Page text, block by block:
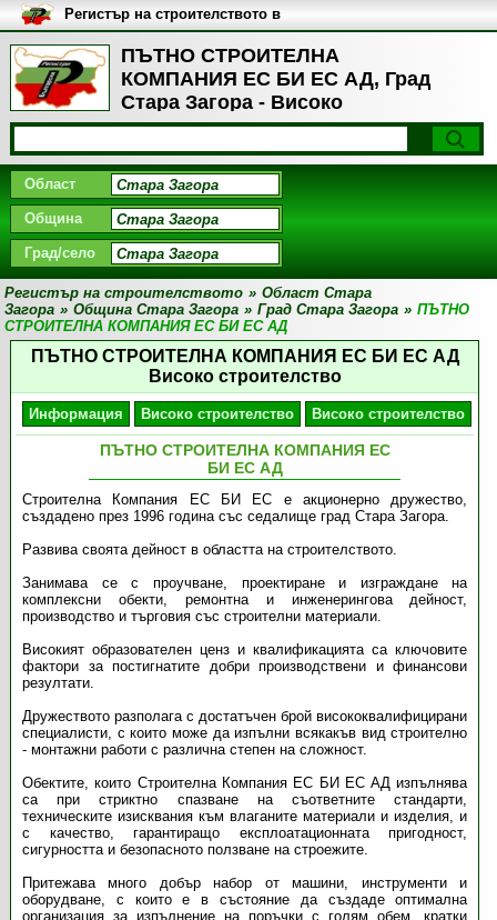
ПЪТНО СТРОИТЕЛНА
КОМПАНИЯ ЕС БИ ЕС АД, Град
Стара Загора - Високо
строителство
Регистър на строителството в
България
Област
Община
Град/село
Регистър на строителството » Област Стара
Загора » Община Стара Загора » Град Стара Загора » ПЪТНО
СТРОИТЕЛНА КОМПАНИЯ ЕС БИ ЕС АД
ПЪТНО СТРОИТЕЛНА КОМПАНИЯ ЕС БИ ЕС АД
Високо строителство
Информация Високо строителство Високо строителство
ПЪТНО СТРОИТЕЛНА КОМПАНИЯ ЕС
БИ ЕС АД
Строителна Компания ЕС БИ ЕС е акционерно дружество,
създадено през 1996 година със седалище град Стара Загора.
Развива своята дейност в областта на строителството.
Занимава се с проучване, проектиране и изграждане на
комплексни обекти, ремонтна и инженерингова дейност,
производство и търговия със строителни материали.
Високият образователен ценз и квалификацията са ключовите
фактори за постигнатите добри производствени и финансови
резултати.
Дружеството разполага с достатъчен брой висококвалифицирани
специалисти, с които може да изпълни всякакъв вид строително
- монтажни работи с различна степен на сложност.
Обектите, които Строителна Компания ЕС БИ ЕСАД изпълнява
са при стриктно спазване на съответните стандарти,
техническите изисквания към влаганите материали и изделия, и
с качество, гарантиращо експлоатационната пригодност,
сигурността и безопасното ползване на строежите.
Притежава много добър набор от машини, инструменти и
оборудване, с които е в състояние да създаде оптимална
организация за изпълнение на поръчки с голям обем, кратки